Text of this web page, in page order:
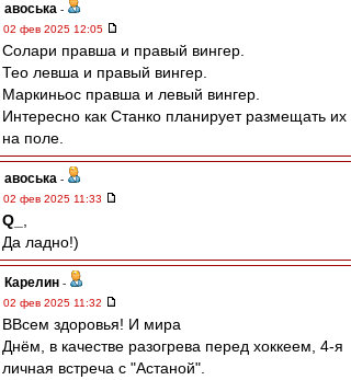
авоська -
02 фев 2025 12:05
Солари правша и правый вингер.
Тео левша и правый вингер.
Маркиньос правша и левый вингер.
Интересно как Станко планирует размещать их
на поле.
авоська -
02 фев 2025 11:33
Q_
Да ладно!)
Карелин -
02 фев 2025 11:32
ВВсем здоровья! И мира
Днём, в качестве разогрева перед хоккеем, 4-я
личная встреча с "Астаной".